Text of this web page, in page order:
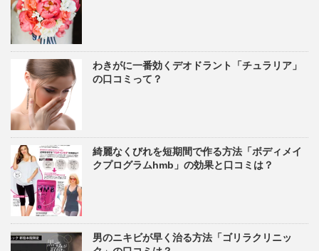
わきがに一番効くデオドラント「チュラリア」
の口コミって？
綺麗なくびれを短期間で作る方法「ボディメイ
クプログラムhmb」の効果と口コミは？
男のニキビが早く治る方法「ゴリラクリニッ